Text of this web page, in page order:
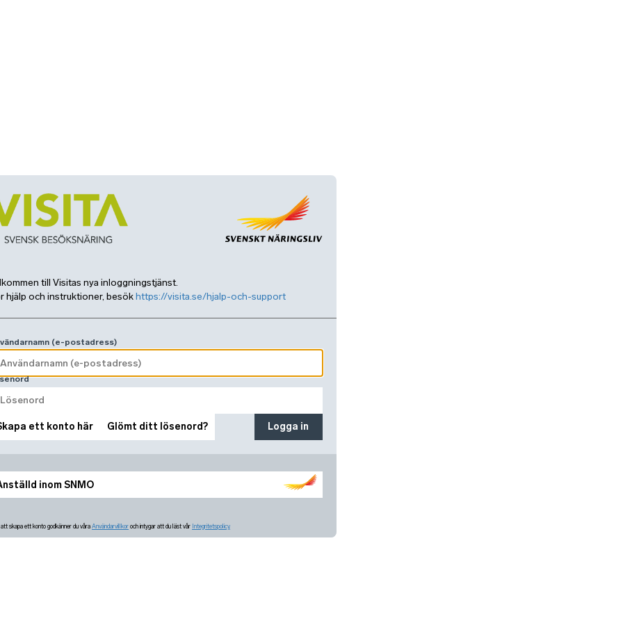
till Visitas nya inloggningstjänst.
hjälp och instruktioner, besökhttps://visita.se/hjalp-och-support
inom SNMO
(e-postadress)
ett konto här Glömt ditt lösenord? Logga in
skapa ett konto godkänner du våra Användarvillkor och intygar att du läst vår Integritetspolicy.